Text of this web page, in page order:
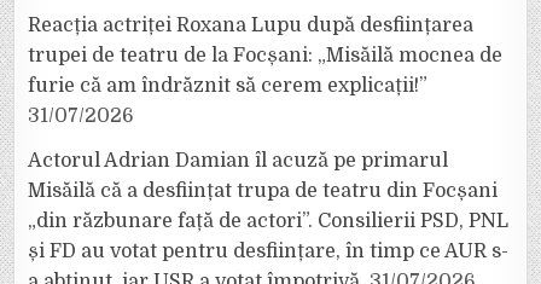
Reacția actriței Roxana Lupu după desființarea
trupei de teatru de la Focșani: „Misăilă mocnea de
furie că am îndrăznit să cerem explicații!”
31/07/2026
Actorul Adrian Damian îl acuză pe primarul
Misăilă că a desființat trupa de teatru din Focșani
„din răzbunare față de actori”. Consilierii PSD, PNL
și FD au votat pentru desființare, în timp ce AUR s-